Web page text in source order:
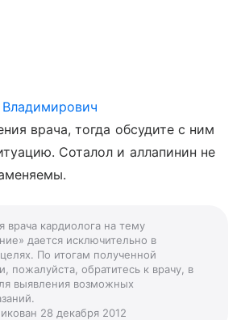
врача, тогда обсудите с ним
Соталол и аллапинин не
врача кардиолога на тему
дается исключительно в
По итогам полученной
пожалуйста, обратитесь к врачу, в
выявления возможных
28 декабря 2012